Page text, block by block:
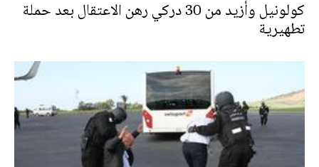
كولونيل وأزيد من 30 دركي رهن الاعتقال بعد حملة
تطهيرية